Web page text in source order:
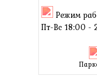
Режим
Пт-Вс 18:00 -